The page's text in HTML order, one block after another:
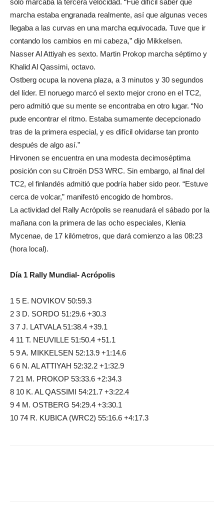
solo marcaba la tercera velocidad. “Fue difícil saber qué
marcha estaba engranada realmente, así que algunas veces
llegaba a las curvas en una marcha equivocada. Tuve que ir
contando los cambios en mi cabeza,” dijo Mikkelsen.
Nasser Al Attiyah es sexto. Martin Prokop marcha séptimo y
Khalid Al Qassimi, octavo.
Ostberg ocupa la novena plaza, a 3 minutos y 30 segundos
del líder. El noruego marcó el sexto mejor crono en el TC2,
pero admitió que su mente se encontraba en otro lugar. “No
pude encontrar el ritmo. Estaba sumamente decepcionado
tras de la primera especial, y es difícil olvidarse tan pronto
después de algo así.”
Hirvonen se encuentra en una modesta decimoséptima
posición con su Citroën DS3 WRC. Sin embargo, al final del
TC2, el finlandés admitió que podría haber sido peor. “Estuve
cerca de volcar,” manifestó encogido de hombros.
La actividad del Rally Acrópolis se reanudará el sábado por la
mañana con la primera de las ocho especiales, Klenia
Mycenae, de 17 kilómetros, que dará comienzo a las 08:23
(hora local).
Día 1 Rally Mundial- Acrópolis
1 5 E. NOVIKOV 50:59.3
2 3 D. SORDO 51:29.6 +30.3
3 7 J. LATVALA 51:38.4 +39.1
4 11 T. NEUVILLE 51:50.4 +51.1
5 9 A. MIKKELSEN 52:13.9 +1:14.6
6 6 N. AL ATTIYAH 52:32.2 +1:32.9
7 21 M. PROKOP 53:33.6 +2:34.3
8 10 K. AL QASSIMI 54:21.7 +3:22.4
9 4 M. OSTBERG 54:29.4 +3:30.1
10 74 R. KUBICA (WRC2) 55:16.6 +4:17.3